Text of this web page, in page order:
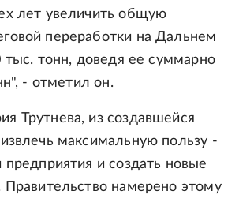
лет увеличить общую
переработки на Дальнем
тыс. тонн, доведя ее суммарно
- отметил он.
Трутнева, из создавшейся
максимальную пользу -
предприятия и создать новые
Правительство намерено этому